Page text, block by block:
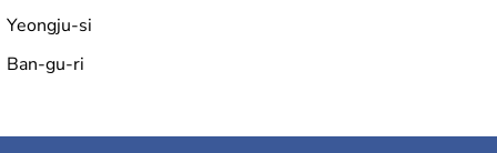
Yeongju-si
Ban-gu-ri